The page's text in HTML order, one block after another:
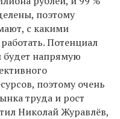
поэтому
с какими
Потенциал
напрямую
поэтому очень
труда и рост
Николай Журавлёв,